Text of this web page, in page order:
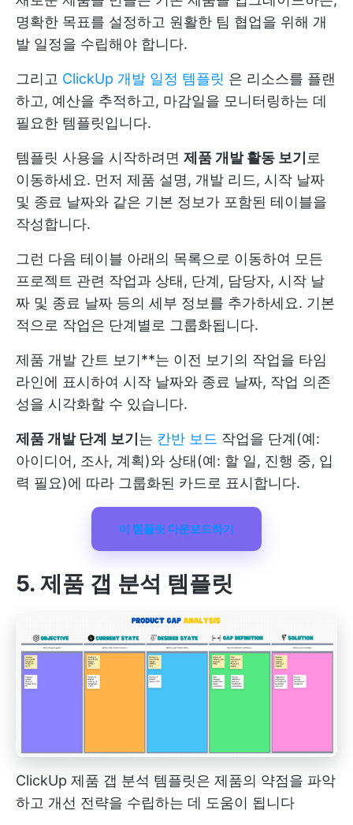
명확한 목표를 설정하고 원활한 팀 협업을 위해 개
발 일정을 수립해야 합니다.
그리고 ClickUp 개발 일정 템플릿 은 리소스를 플랜
하고, 예산을 추적하고, 마감일을 모니터링하는 데
필요한 템플릿입니다.
템플릿 사용을 시작하려면 제품 개발 활동 보기 로
이동하세요. 먼저 제품 설명, 개발 리드, 시작 날짜
및 종료 날짜와 같은 기본 정보가 포함된 테이블을
작성합니다.
그런 다음 테이블 아래의 목록으로 이동하여 모든
프로젝트 관련 작업과 상태, 단계, 담당자, 시작 날
짜 및 종료 날짜 등의 세부 정보를 추가하세요. 기본
적으로 작업은 단계별로 그룹화됩니다.
제품 개발 간트 보기**는 이전 보기의 작업을 타임
라인에 표시하여 시작 날짜와 종료 날짜, 작업 의존
성을 시각화할 수 있습니다.
제품 개발 단계 보기는 칸반 보드 작업을 단계(예:
아이디어, 조사, 계획)와 상태(예: 할 일, 진행 중, 입
력 필요)에 따라 그룹화된 카드로 표시합니다.
이 템플릿 다운로드하기
5. 제품 갭 분석 템플릿
ClickUp 제품 갭 분석 템플릿은 제품의 약점을 파악
하고 개선 전략을 수립하는 데 도움이 됩니다